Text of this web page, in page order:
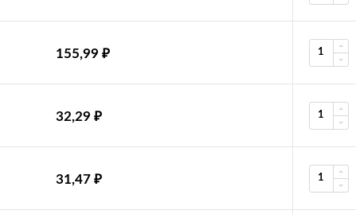
155,99 ₽
32,29 ₽
31,47 ₽